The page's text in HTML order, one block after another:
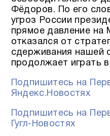
Фёдоров. По его
угроз России
прямое давление на
отказался от
сдерживания нашей
продолжает играть
Подпишитесь на
Яндекс.Новостях
Подпишитесь на
Гугл-Новостях